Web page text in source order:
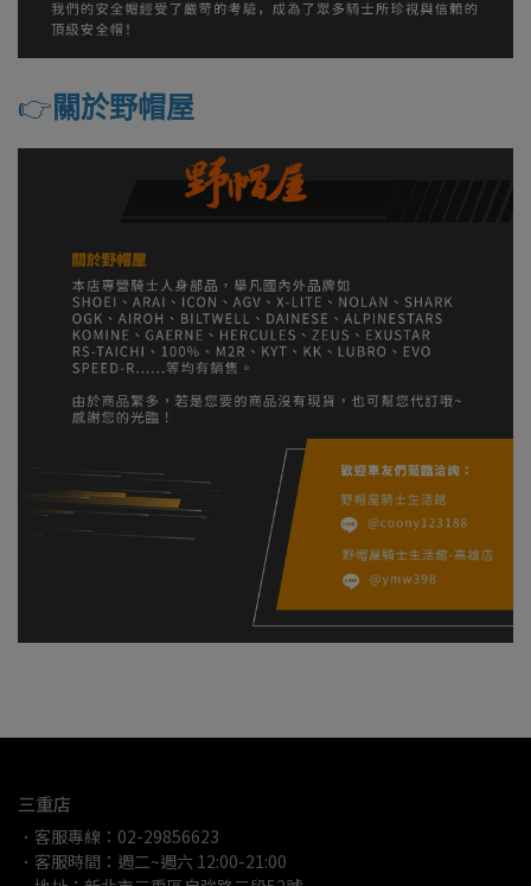
👉️ 關於野帽屋
三重店
．客服專線：02-29856623
．客服時間：週二~週六 12:00-21:00